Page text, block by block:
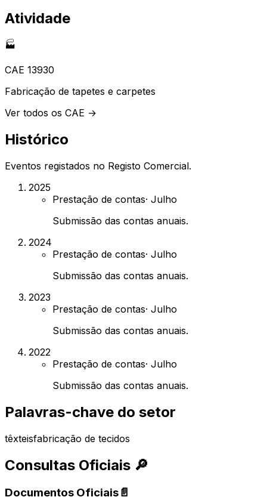
Atividade
🏭
CAE 13930
Fabricação de tapetes e carpetes
Ver todos os CAE →
Histórico
Eventos registados no Registo Comercial.
2025
Prestação de contas· Julho
Submissão das contas anuais.
2024
Prestação de contas· Julho
Submissão das contas anuais.
2023
Prestação de contas· Julho
Submissão das contas anuais.
2022
Prestação de contas· Julho
Submissão das contas anuais.
Palavras-chave do setor
têxteisfabricação de tecidos
Consultas Oficiais 🔎
Documentos Oficiais📄